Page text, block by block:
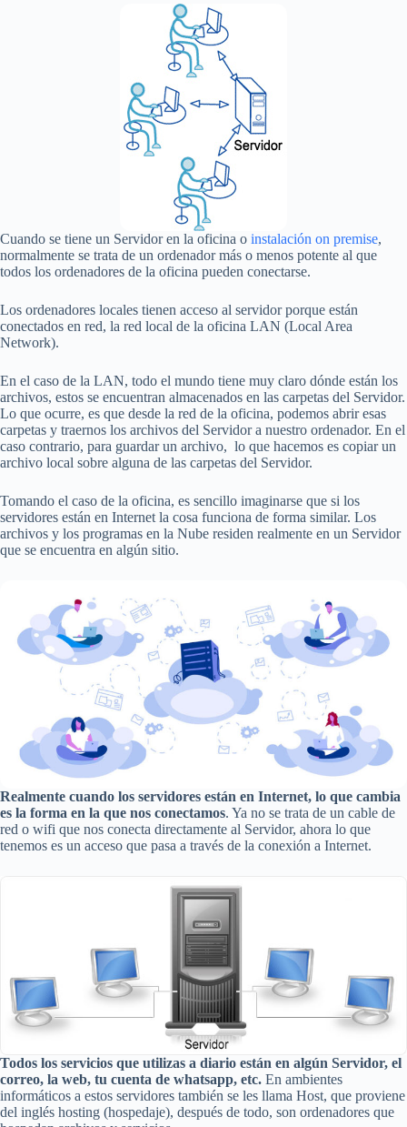
Cuando se tiene un Servidor en la oficina o instalación on premise,
normalmente se trata de un ordenador más o menos potente al que
todos los ordenadores de la oficina pueden conectarse.
Los ordenadores locales tienen acceso al servidor porque están
conectados en red, la red local de la oficina LAN (Local Area
Network).
En el caso de la LAN, todo el mundo tiene muy claro dónde están los
archivos, estos se encuentran almacenados en las carpetas del Servidor.
Lo que ocurre, es que desde la red de la oficina, podemos abrir esas
carpetas y traernos los archivos del Servidor a nuestro ordenador. En el
caso contrario, para guardar un archivo, lo que hacemos es copiar un
archivo local sobre alguna de las carpetas del Servidor.
Tomando el caso de la oficina, es sencillo imaginarse que si los
servidores están en Internet la cosa funciona de forma similar. Los
archivos y los programas en la Nube residen realmente en un Servidor
que se encuentra en algún sitio.
Realmente cuando los servidores están en Internet, lo que cambia
es la forma en la que nos conectamos. Ya no se trata de un cable de
red o wifi que nos conecta directamente al Servidor, ahora lo que
tenemos es un acceso que pasa a través de la conexión a Internet.
Todos los servicios que utilizas a diario están en algún Servidor, el
correo, la web, tu cuenta de whatsapp, etc. En ambientes
informáticos a estos servidores también se les llama Host, que proviene
del inglés hosting (hospedaje), después de todo, son ordenadores que